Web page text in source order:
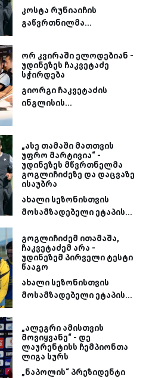
კოსტა რუნიაიჩის
გაწვრთნილმა...
ორ კვირაში ელოდებიან -
უდინეზეს ჩაკვეტაძე
სჭირდება
გიორგი ჩაკვეტაძის
ინგლისის...
„ასე თამაში მათთვის
უფრო მარტივია“ -
უდინეზეს მწვრთნელმა
გოგლიჩიძეზე და დაცვაზე
ისაუბრა
ახალი სეზონისთვის
მოსამზადებელი ეტაპის...
გოგლიჩიძემ ითამაშა,
ჩაკვეტაძემ არა -
უდინეზემ პირველი ტესტი
წააგო
ახალი სეზონისთვის
მოსამზადებელი ეტაპის...
„ალეგრი ამისთვის
მოვიყვანე“ - დე
ლაურენტისს ჩემპიონთა
ლიგა სურს
„ნაპოლის“ პრეზიდენტი